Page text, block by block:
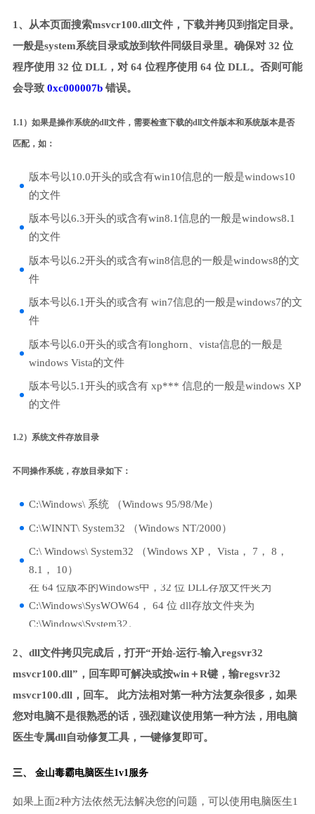
1、从本页面搜索msvcr100.dll文件，下载并拷贝到指定目录。
一般是system系统目录或放到软件同级目录里。确保对 32 位
程序使用 32 位 DLL，对 64 位程序使用 64 位 DLL。否则可能
会导致 0xc000007b错误。
1.1）如果是操作系统的dll文件，需要检查下载的dll文件版本和系统版本是否
匹配，如：
版本号以10.0开头的或含有win10信息的一般是windows10
的文件
版本号以6.3开头的或含有win8.1信息的一般是windows8.1
的文件
版本号以6.2开头的或含有win8信息的一般是windows8的文
件
版本号以6.1开头的或含有 win7信息的一般是windows7的文
件
版本号以6.0开头的或含有longhorn、vista信息的一般是
windows Vista的文件
版本号以5.1开头的或含有 xp*** 信息的一般是windows XP
的文件
1.2）系统文件存放目录
不同操作系统，存放目录如下：
C:\Windows\ 系统 （Windows 95/98/Me）
C:\WINNT\ System32 （Windows NT/2000）
C:\ Windows\ System32 （Windows XP， Vista， 7， 8，
8.1， 10）
在 64 位版本的Windows中，32 位 DLL存放文件夹为
C:\Windows\SysWOW64， 64 位 dll存放文件夹为
C:\Windows\System32。
2、dll文件拷贝完成后，打开“开始-运行-输入regsvr32
msvcr100.dll”，回车即可解决或按win＋R键，输regsvr32
msvcr100.dll，回车。 此方法相对第一种方法复杂很多，如果
您对电脑不是很熟悉的话，强烈建议使用第一种方法，用电脑
医生专属dll自动修复工具，一键修复即可。
三、 金山毒霸电脑医生1v1服务
如果上面2种方法依然无法解决您的问题，可以使用电脑医生1